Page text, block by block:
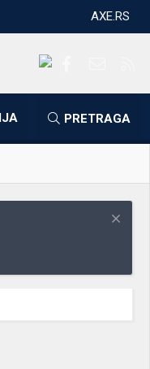
AXE.RS
PRETRAGA